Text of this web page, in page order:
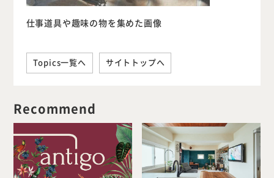
仕事道具や趣味の物を集めた画像
Topics一覧へ サイトトップへ
Recommend